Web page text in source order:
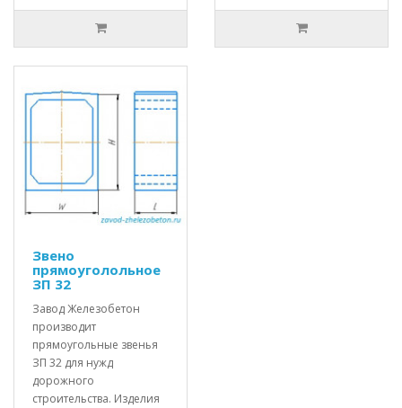
Звено
прямоуголольное
ЗП 32
Завод Железобетон
производит
прямоугольные звенья
ЗП 32 для нужд
дорожного
строительства. Изделия